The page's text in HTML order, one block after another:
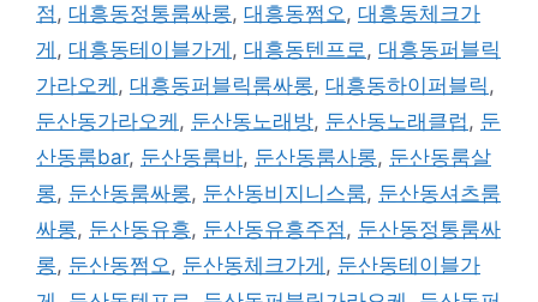
점, 대흥동정통룸싸롱, 대흥동쩜오, 대흥동체크가
게 , 대흥동테이블가게 , 대흥동텐프로, 대흥동퍼블릭
가라오케 , 대흥동퍼블릭룸싸롱, 대흥동하이퍼블릭,
둔산동가라오케 , 둔산동노래방, 둔산동노래클럽, 둔
산동룸bar, 둔산동룸바, 둔산동룸사롱, 둔산동룸살
롱, 둔산동룸싸롱, 둔산동비지니스룸, 둔산동셔츠룸
싸롱, 둔산동유흥, 둔산동유흥주점, 둔산동정통룸싸
롱, 둔산동쩜오, 둔산동체크가게 , 둔산동테이블가